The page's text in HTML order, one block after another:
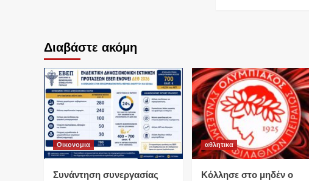
Διαβάστε ακόμη
Οικονομια
Συνάντηση συνεργασίας
αθλητικα
Κόλλησε στο μηδέν ο